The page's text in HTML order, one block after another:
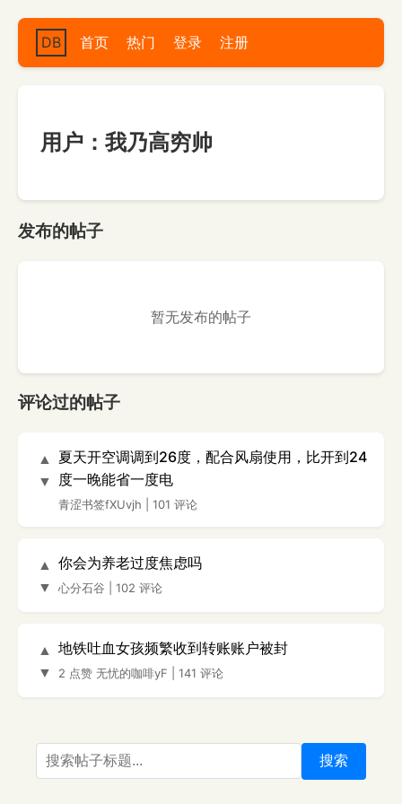
DB 首页 热门 登录 注册
用户：我乃高穷帅
发布的帖子
暂无发布的帖子
评论过的帖子
▲
▼
夏天开空调调到26度，配合风扇使用，比开到24
度一晚能省一度电
青涩书签fXUvjh 101 评论
▲
▼
你会为养老过度焦虑吗
心分石谷 102 评论
▲
▼
地铁吐血女孩频繁收到转账账户被封
2 点赞 无忧的咖啡yF 141 评论
搜索